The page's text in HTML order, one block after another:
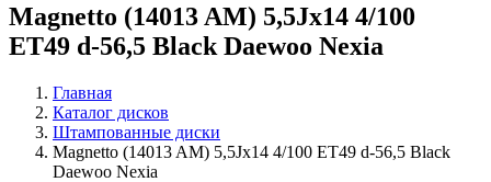
Magnetto (14013 AM) 5,5Jx14 4/100
ET49 d-56,5 Black Daewoo Nexia
Главная
Каталог дисков
Штампованные диски
Magnetto (14013 AM) 5,5Jx14 4/100 ET49 d-56,5 Black
Daewoo Nexia